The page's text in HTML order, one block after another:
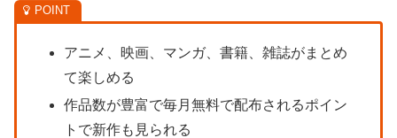
アニメ、映画、マンガ、書籍、雑誌がまとめ
て楽しめる
作品数が豊富で毎月無料で配布されるポイン
トで新作も見られる